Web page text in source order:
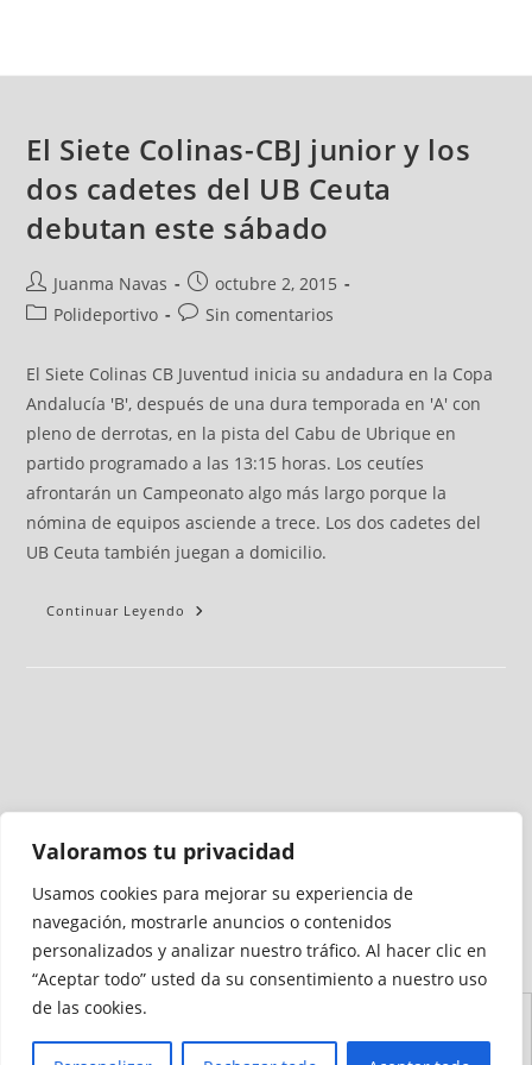
Valoramos tu privacidad
Usamos cookies para mejorar su experiencia de
navegación, mostrarle anuncios o contenidos
personalizados y analizar nuestro tráfico. Al hacer clic en
“Aceptar todo” usted da su consentimiento a nuestro uso
de las cookies.
El Siete Colinas-CBJ junior y los
dos cadetes del UB Ceuta
debutan este sábado
Juanma Navas
octubre 2, 2015
Polideportivo
Sin comentarios
El Siete Colinas CB Juventud inicia su andadura en la Copa
Andalucía 'B', después de una dura temporada en 'A' con
pleno de derrotas, en la pista del Cabu de Ubrique en
partido programado a las 13:15 horas. Los ceutíes
afrontarán un Campeonato algo más largo porque la
nómina de equipos asciende a trece. Los dos cadetes del
UB Ceuta también juegan a domicilio.
Continuar Leyendo
Medio auditado por